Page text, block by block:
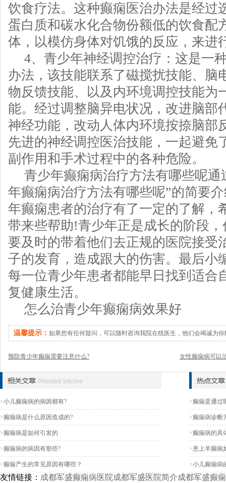
饮食疗法。这种癫痫医治办法是经过
蛋白质和碳水化合物份额低的饮食配
体，以模仿身体对饥饿的反应，来进
4、青少年神经调控治疗：这是一
办法，该技能联系了磁搅扰技能、脑
物反馈技能、以及内环境调控技能为
能。经过调整脑异电状况，改进脑部
神经功能，改动人体内环境按捺脑部
先进的神经调控医治技能，一起避免
副作用和手术过程中的各种危险。
青少年癫痫病治疗方法有哪些呢通
年癫痫病治疗方法有哪些呢”的简要
年癫痫患者的治疗有了一定的了解，
带来些帮助!青少年正是成长的阶段
要及时的带着他们去正规的医院接受
子的发育，造成跟大的伤害。最后小
每一位青少年患者都能早日找到适合
复健康生活。
怎么治青少年癫痫病效果好
温馨提示： 如果您有任何疑问，可以随时咨询我院在线医生，他们会竭诚为你
预防青少年癫痫需要注意什么? 女性癫痫病可以
>小儿癫痫病的病因都有?
>癫痫病是什么原因造成的?
>癫痫病是如何引发的
>癫痫病的病因有那些?
>癫痫产生的常见原因有哪些？
>癫痫是通过
>癫痫病诊断
>癫痫病的具
>患上羊癫疯
>小儿癫痫病
友情链接： 成都军盛癫痫病医院成都军盛医院简介成都军盛癫